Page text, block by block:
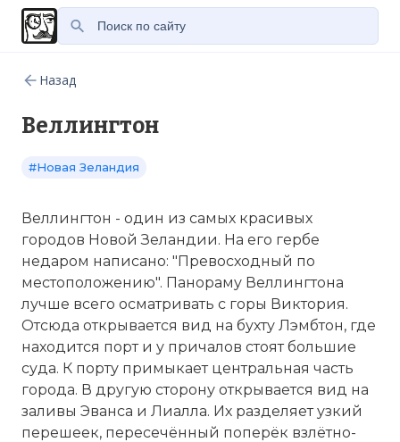
Назад
Веллингтон
#Новая Зеландия
Веллингтон - один из самых красивых
городов Новой Зеландии. На его гербе
недаром написано: "Превосходный по
местоположению". Панораму Веллингтона
лучше всего осматривать с горы Виктория.
Отсюда открывается вид на бухту Лэмбтон, где
находится порти у причалов стоят большие
суда. К порту примыкает центральная часть
города. В другую сторону открывается вид на
заливы Эванса и Лиалла. Их разделяет узкий
перешеек, пересечённый поперёк взлётно-